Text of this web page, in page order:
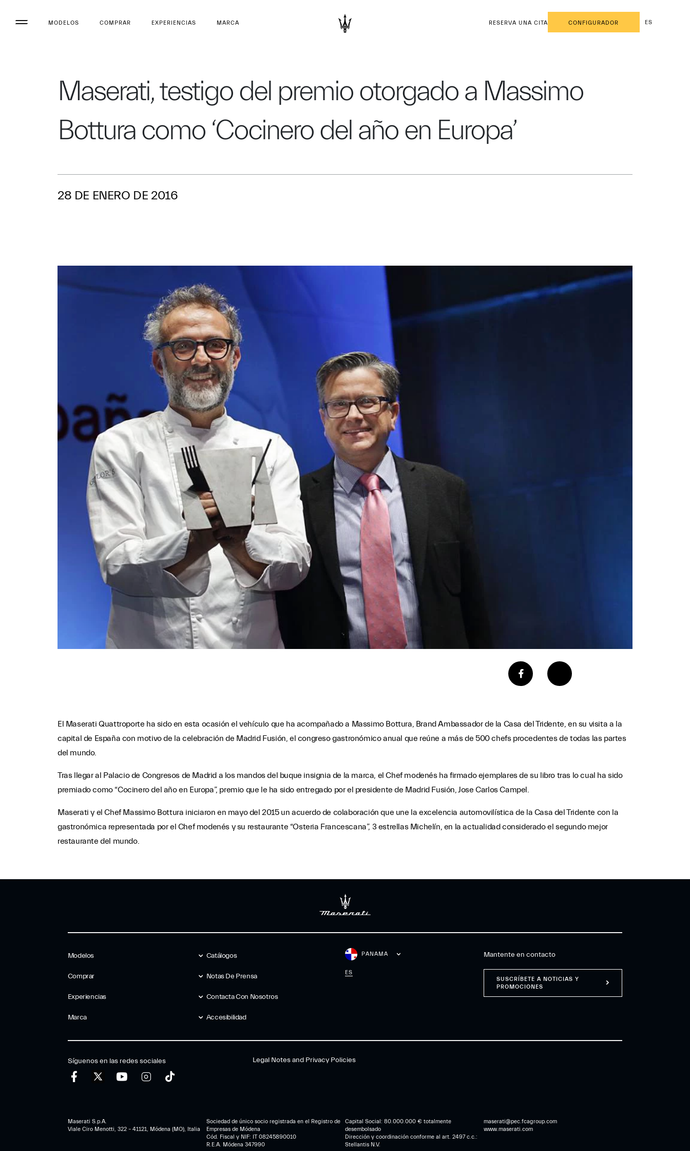
MODELOS COMPRAR EXPERIENCIAS MARCA RESERVA UNA CITA CONFIGURADOR ES
Maserati, testigo del premio otorgado a Massimo
Bottura como ‘Cocinero del año en Europa’
28 DE ENERO DE 2016
El Maserati Quattroporte ha sido en esta ocasión el vehículo que ha acompañado a Massimo Bottura, Brand Ambassador de la Casa del Tridente, en su visita a la
capital de España con motivo de la celebración de Madrid Fusión, el congreso gastronómico anual que reúne a más de 500 chefs procedentes de todas las partes
del mundo.
Tras llegar al Palacio de Congresos de Madrid a los mandos del buque insignia de la marca, el Chef modenés ha firmado ejemplares de su libro tras lo cual ha sido
premiado como “Cocinero del año en Europa”, premio que le ha sido entregado por el presidente de Madrid Fusión, Jose Carlos Campel.
Maserati y el Chef Massimo Bottura iniciaron en mayo del 2015 un acuerdo de colaboración que une la excelencia automovilística de la Casa del Tridente con la
gastronómica representada por el Chef modenés y su restaurante “Osteria Francescana”, 3 estrellas Michelín, en la actualidad considerado el segundo mejor
restaurante del mundo.
Modelos
Comprar
Experiencias
Marca
Catálogos
Notas De Prensa
Contacta Con Nosotros
Accesibilidad
PANAMA
ES
Mantente en contacto
SUSCRÍBETE A NOTICIAS Y
PROMOCIONES
Síguenos en las redes sociales Legal Notes and Privacy Policies
Maserati S.p.A.
Viale Ciro Menotti, 322 – 41121, Módena (MO), Italia
Sociedad de único socio registrada en el Registro de
Empresas de Módena
Cód. Fiscal y NIF: IT 08245890010
R.E.A. Módena 347990
Capital Social: 80.000.000 € totalmente
desembolsado
Dirección y coordinación conforme al art. 2497 c.c.:
Stellantis N.V.
maserati@pec.fcagroup.com
www.maserati.com